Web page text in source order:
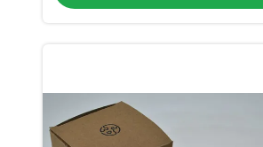
perforatie van een strainer